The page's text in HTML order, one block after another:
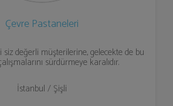
Çevre Pastaneleri
değerli müşterilerine, gelecekte de bu
sürdürmeye karalıdır.
İstanbul / Şişli